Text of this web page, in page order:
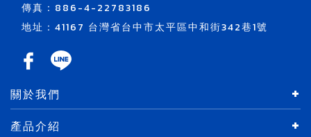
傳真：886-4-22783186
地址：41167 台灣省台中市太平區中和街342巷1號
關於我們
產品介紹